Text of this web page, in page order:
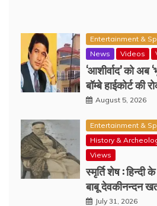
Entertainment &
News
Videos
‘आशीर्वाद’ को अब
बॉम्बे हाईकोर्ट की
August 5, 2026
Entertainment &
History &
Views
स्मृर्ति शेष :
बाबू देवकीनन्दन
July 31, 2026